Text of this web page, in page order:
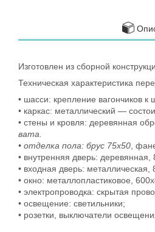
Изготовлен из сборной
Техническая характеристика
• шасси: крепление вагончиков к
• каркас: металлический —
• стены и кровля: деревянная
вата.
• отделка пола: брус 75х50 ,
• внутренняя дверь:
• входная дверь:
• окно: металлопластиковое,
• электропроводка: скрытая
• освещение: светильники;
• розетки, выключатели